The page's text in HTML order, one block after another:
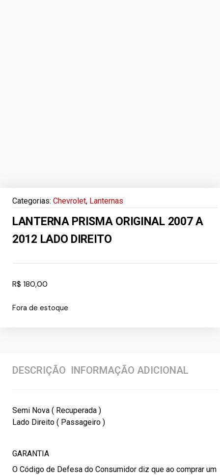
Categorias: Chevrolet, Lanternas
LANTERNA PRISMA ORIGINAL 2007 A
2012 LADO DIREITO
R$ 180,00
Fora de estoque
DESCRIÇÃO INFORMAÇÃO ADICIONAL
Semi Nova ( Recuperada )
Lado Direito ( Passageiro )
GARANTIA
O Código de Defesa do Consumidor diz que ao comprar um